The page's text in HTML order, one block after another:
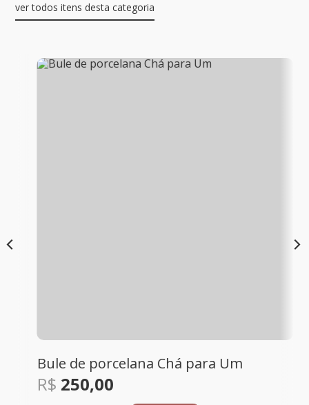
ver todos itens desta categoria
Bule de porcelana Chá para Um
R$250,00